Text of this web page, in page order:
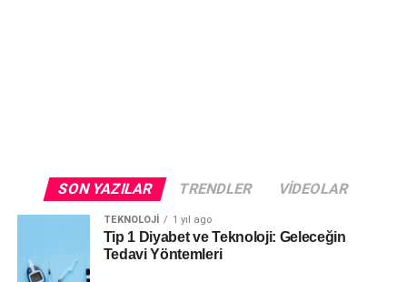
SON YAZILAR TRENDLER VIDEOLAR
TEKNOLOJI 1 yıl ago
Tip 1 Diyabet ve Teknoloji: Geleceğin
Tedavi Yöntemleri